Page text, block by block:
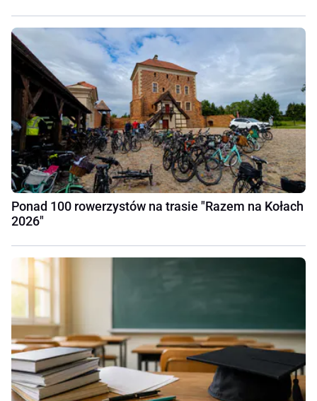
Ponad 100 rowerzystów na trasie "Razem na Kołach
2026"